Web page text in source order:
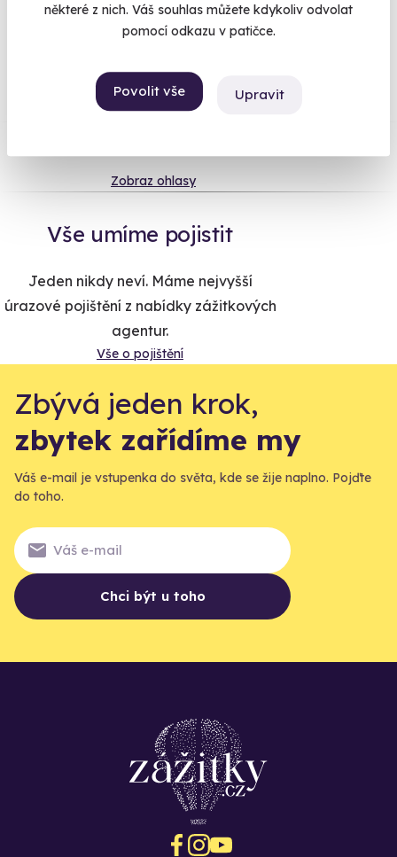
některé z nich. Váš souhlas můžete kdykoliv odvolat
pomocí odkazu v patičce.
Povolit vše Upravit
Zobraz ohlasy
Vše umíme pojistit
Jeden nikdy neví. Máme nejvyšší
úrazové pojištění z nabídky zážitkových
agentur.
Vše o pojištění
Zbývá jeden krok,
zbytek zařídíme my
Váš e-mail je vstupenka do světa, kde se žije naplno. Pojďte
do toho.
Chci být u toho